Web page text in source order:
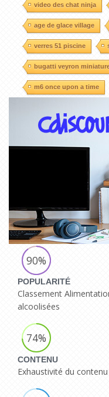
video des chat ninja
age de glace village
verres 51 piscine
bugatti veyron
m6 once upon a time
90%
POPULARITÉ
Classement
alcoolisées
74%
CONTENU
Exhaustivité du contenu